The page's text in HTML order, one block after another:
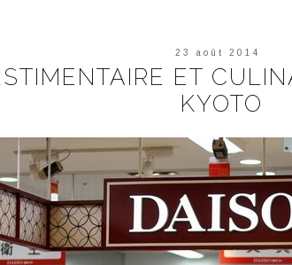
23 août 2014
ET
KYOTO